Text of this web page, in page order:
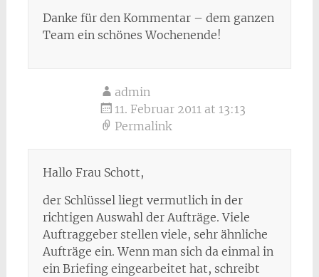
Danke für den Kommentar – dem ganzen
Team ein schönes Wochenende!
admin
11. Februar 2011 at 13:13
Permalink
Hallo Frau Schott,
der Schlüssel liegt vermutlich in der
richtigen Auswahl der Aufträge. Viele
Auftraggeber stellen viele, sehr ähnliche
Aufträge ein. Wenn man sich da einmal in
ein Briefing eingearbeitet hat, schreibt